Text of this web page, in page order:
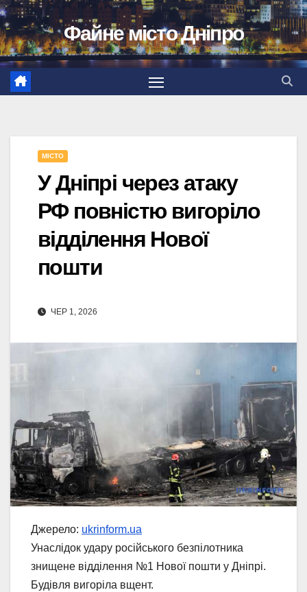
Перейти
до
вмісту
Файне місто Дніпро
МІСТО
У Дніпрі через атаку
РФ повністю вигоріло
відділення Нової
пошти
ЧЕР 1, 2026
Джерело: ukrinform.ua
Унаслідок удару російського безпілотника
знищене відділення №1 Нової пошти у Дніпрі.
Будівля вигоріла вщент.